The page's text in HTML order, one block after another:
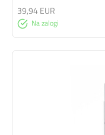
Na zalogi
39,94 EUR